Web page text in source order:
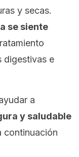
y secas.
se siente
digestivas e
a
y saludable
continuación